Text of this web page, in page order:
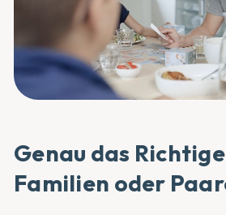
Genau das
Familien oder